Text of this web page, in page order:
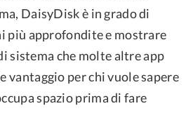
DaisyDisk è in grado di
più approfondite e mostrare
sistema che molte altre app
vantaggio per chi vuole sapere
spazio prima di fare